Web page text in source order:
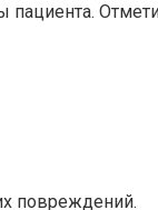
поврежде­ний.